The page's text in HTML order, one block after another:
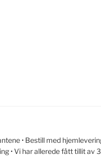
• Bestill med
• Vi har allerede fått tillit